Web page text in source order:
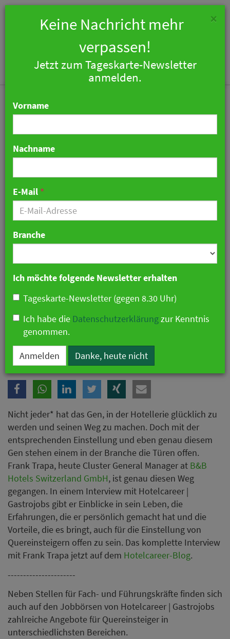
Quereinstieg – Interview
mit Frank Trapa
26. März 2022 08:34 Uhr| Hotellerie
Nicht jeder* hat das Gen, in der Hotellerie glücklich zu
werden und seinen Weg zu machen. Doch mit der
entsprechenden Einstellung und eben genau diesem
Gen stehen einem in der Branche die Türen offen.
Frank Trapa, heute Cluster General Manager at B&B
Hotels Switzerland GmbH, ist genau diesen Weg
gegangen. In einem Interview mit Hotelcareer |
Gastrojobs gibt er Einblicke in sein Leben, die
Erfahrungen, die er persönlich gemacht hat und die
Vorteile, die es bringt, auch für die Einstellung von
Quereinsteigern offen zu sein. Das komplette Interview
mit Frank Trapa jetzt auf dem Hotelcareer-Blog.
----------------------
Neben Stellen für Fach- und Führungskräfte finden sich
auch auf den Jobbörsen von Hotelcareer | Gastrojobs
zahlreiche Angebote für Quereinsteiger in
unterschiedlichsten Bereichen.
×
Keine Nachricht mehr
verpassen!
Jetzt zum Tageskarte-Newsletter
anmelden.
Vorname
Nachname
E-Mail *
Branche
Ich möchte folgende Newsletter erhalten
Tageskarte-Newsletter (gegen 8.30 Uhr)
Ich habe die Datenschutzerklärungzur Kenntnis
genommen.
Anmelden Danke, heute nicht